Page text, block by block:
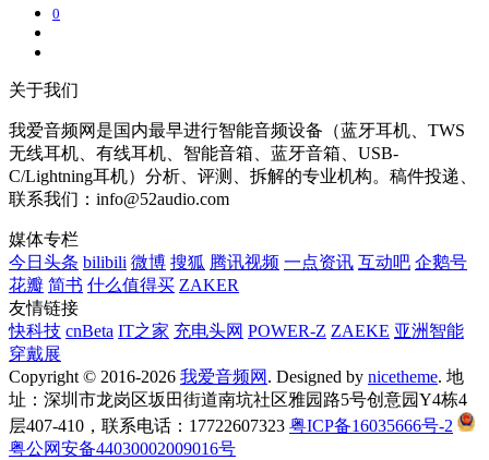
0
关于我们
我爱音频网是国内最早进行智能音频设备（蓝牙耳机、TWS
无线耳机、有线耳机、智能音箱、蓝牙音箱、USB-
C/Lightning耳机）分析、评测、拆解的专业机构。稿件投递、
联系我们：info@52audio.com
媒体专栏
今日头条 bilibili 微博 搜狐 腾讯视频 一点资讯 互动吧 企鹅号
花瓣 简书 什么值得买 ZAKER
友情链接
快科技 cnBeta IT之家 充电头网 POWER-Z ZAEKE 亚洲智能
穿戴展
Copyright © 2016-2026 我爱音频网 . Designed by nicetheme. 地
址：深圳市龙岗区坂田街道南坑社区雅园路5号创意园Y4栋4
层407-410，联系电话：17722607323 粤ICP备16035666号-2
粤公网安备44030002009016号